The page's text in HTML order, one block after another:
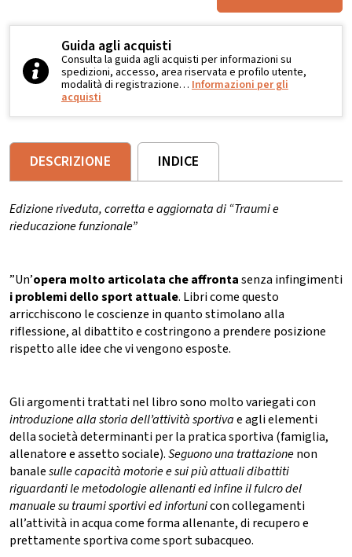
Guida agli acquisti
Consulta la guida agli acquisti per informazioni su
spedizioni, accesso, area riservata e profilo utente,
modalità di registrazione… Informazioni per gli
acquisti
DESCRIZIONE INDICE
Edizione riveduta, corretta e aggiornata di “Traumi e
rieducazione funzionale”
”Un’opera molto articolata che affrontasenza infingimenti
i problemi dello sport attuale. Libri come questo
arricchiscono le coscienze in quanto stimolano alla
riflessione, al dibattito e costringono a prendere posizione
rispetto alle idee che vi vengono esposte.
Gli argomenti trattati nel libro sono molto variegati con
introduzione alla storia dell’attività sportivae agli elementi
della società determinanti per la pratica sportiva (famiglia,
allenatore e assetto sociale).Seguono una trattazionenon
banalesulle capacità motorie e sui più attuali dibattiti
riguardanti le metodologie allenantied infine il fulcro del
manuale su traumi sportivi ed infortunicon collegamenti
all’attività in acqua come forma allenante, di recupero e
prettamente sportiva come sport subacqueo.